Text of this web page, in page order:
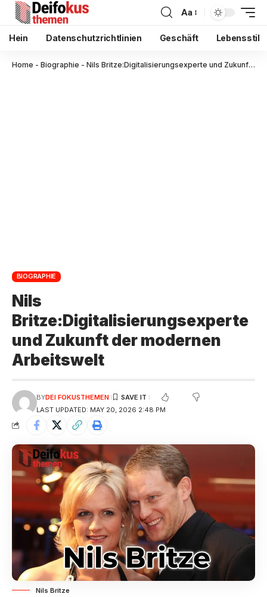
Aa
Hein Datenschutzrichtlinien Geschäft Lebensstil
Home - Biographie - Nils Britze:Digitalisierungsexperte und Zukunft der modernen Arbeitswelt
BIOGRAPHIE
Nils
Britze:Digitalisierungsexperte
und Zukunft der modernen
Arbeitswelt
LAST UPDATED: MAY 20, 2026 2:48 PM
BYDEI FOKUSTHEMEN
Nils Britze